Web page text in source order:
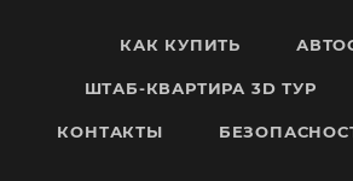
КАК КУПИТЬ
ШТАБ-КВАРТИРА 3D ТУР
КОНТАКТЫ